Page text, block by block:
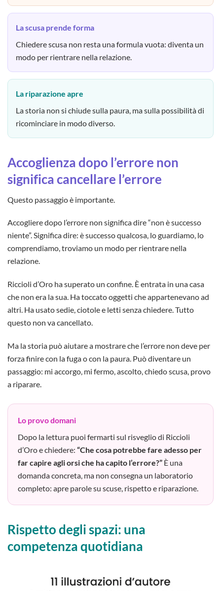
La scusa prende forma
Chiedere scusa non resta una formula vuota: diventa un
modo per rientrare nella relazione.
La riparazione apre
La storia non si chiude sulla paura, ma sulla possibilità di
ricominciare in modo diverso.
Accoglienza dopo l’errore non
significa cancellare l’errore
Questo passaggio è importante.
Accogliere dopo l’errore non significa dire “non è successo
niente”. Significa dire: è successo qualcosa, lo guardiamo, lo
comprendiamo, troviamo un modo per rientrare nella
relazione.
Riccioli d’Oro ha superato un confine. È entrata in una casa
che non era la sua. Ha toccato oggetti che appartenevano ad
altri. Ha usato sedie, ciotole e letti senza chiedere. Tutto
questo non va cancellato.
Ma la storia può aiutare a mostrare che l’errore non deve per
forza finire con la fuga o con la paura. Può diventare un
passaggio: mi accorgo, mi fermo, ascolto, chiedo scusa, provo
a riparare.
Lo provo domani
Dopo la lettura puoi fermarti sul risveglio di Riccioli
d’Oro e chiedere: “Che cosa potrebbe fare adesso per
far capire agli orsi che ha capito l’errore?” È una
domanda concreta, ma non consegna un laboratorio
completo: apre parole su scuse, rispetto e riparazione.
Rispetto degli spazi: una
competenza quotidiana